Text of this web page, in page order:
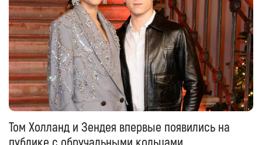
Том Холланд и Зендея впервые появились на